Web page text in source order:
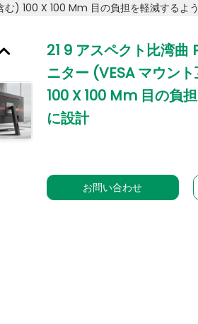
) 100 X 100 Mm 目の負担を軽減するよう
21 9 アスペクト比湾曲
ニター (VESA マウン
100 X 100 Mm 目の負
に設計
お問い合わせ